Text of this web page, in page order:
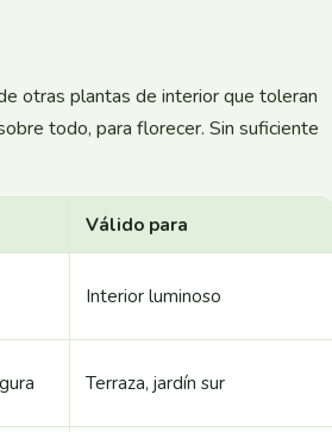
otras plantas de interior que toleran
todo, para florecer. Sin suficiente
Válido para
Interior luminoso
Terraza, jardín sur